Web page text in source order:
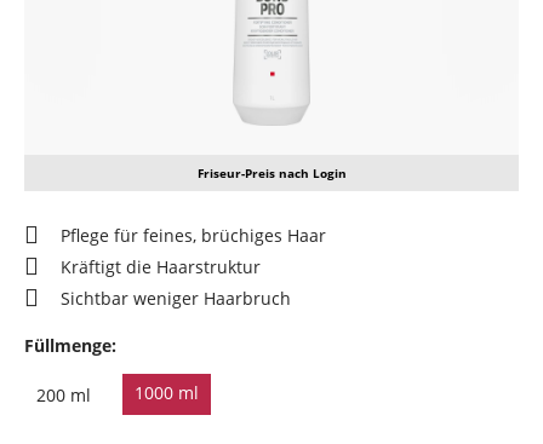
Friseur-Preis nach Login
Pflege für feines, brüchiges Haar
Kräftigt die Haarstruktur
Sichtbar weniger Haarbruch
Füllmenge:
200 ml 1000 ml